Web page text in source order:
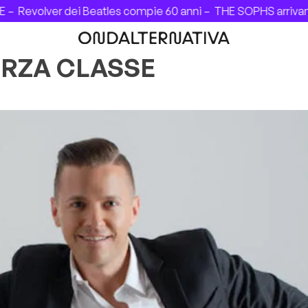
Revolver dei Beatles compie 60 anni – THE SOPHS
CLASSE